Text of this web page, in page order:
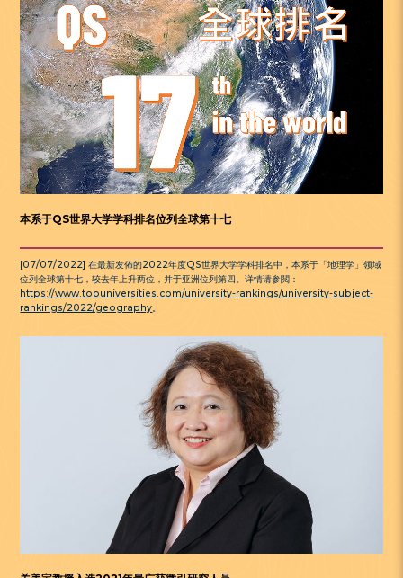
本系于QS世界大学学科排名位列全球第十七
[07/07/2022] 在最新发佈的2022年度QS世界大学学科排名中，本系于「地理学」领域
位列全球第十七，较去年上升两位，并于亚洲位列第四。详情请参閲：
https://www.topuniversities.com/university-rankings/university-subject-
rankings/2022/geography。